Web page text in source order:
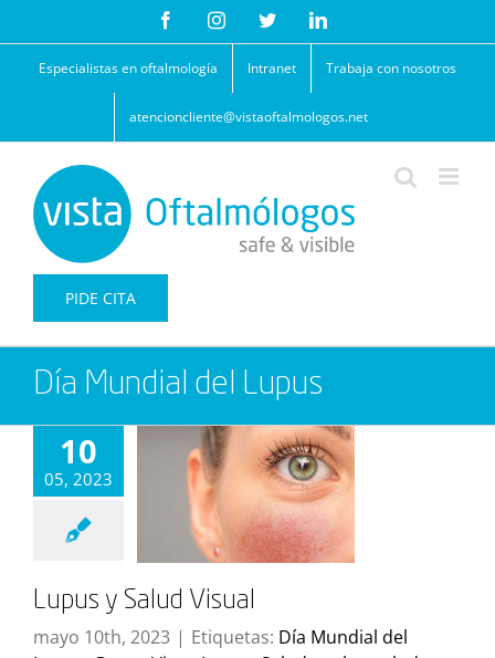
contenido
FacebookInstagramTwitterLinkedIn
Especialistas en oftalmología Intranet Trabaja con nosotros
atencioncliente@vistaoftalmologos.net
PIDE CITA
Día Mundial del Lupus
10
05, 2023
Lupus y Salud Visual
mayo 10th, 2023 | Etiquetas: Día Mundial del